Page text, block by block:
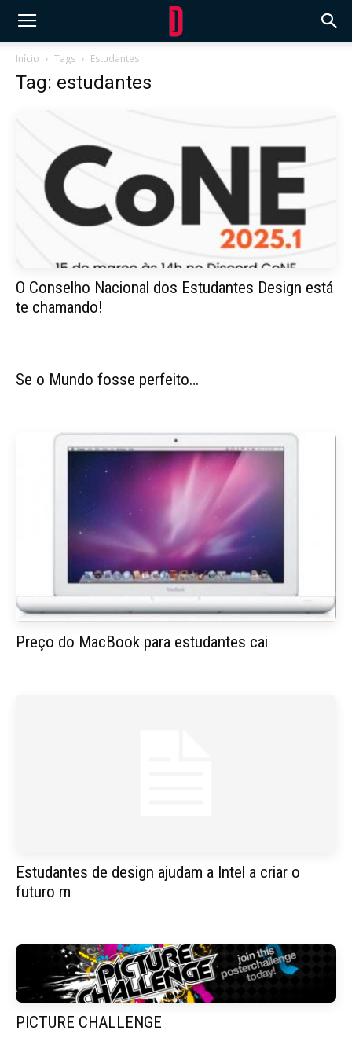
Início Tags Estudantes
Tag: estudantes
O Conselho Nacional dos Estudantes Design está
te chamando!
Se o Mundo fosse perfeito…
Preço do MacBook para estudantes cai
Estudantes de design ajudam a Intel a criar o
futuro m
PICTURE CHALLENGE